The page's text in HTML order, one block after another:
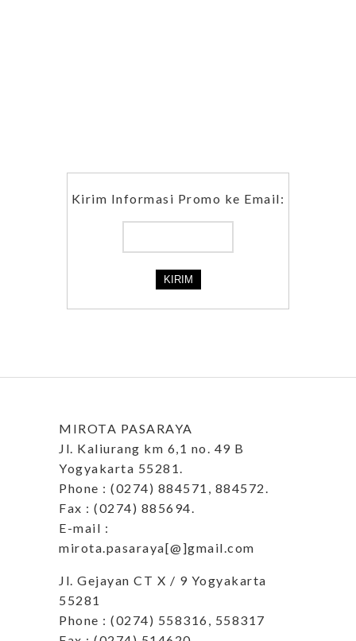
Kirim Informasi Promo ke Email:
MIROTA PASARAYA
Jl. Kaliurang km 6,1 no. 49 B
Yogyakarta 55281.
Phone : (0274) 884571, 884572.
Fax : (0274) 885694.
E-mail :
mirota.pasaraya[@]gmail.com
Jl. Gejayan CT X / 9 Yogyakarta
55281
Phone : (0274) 558316, 558317